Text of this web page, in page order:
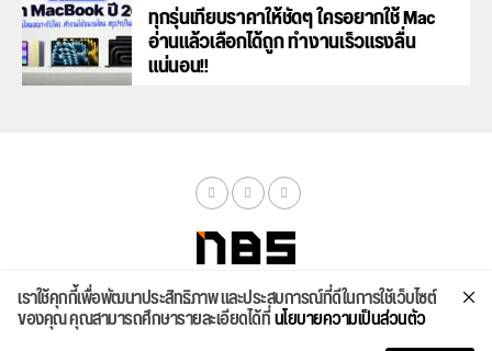
ทุกรุ่นเทียบราคาให้ชัดๆ ใครอยากใช้ Mac
อ่านแล้วเลือกได้ถูก ทำงานเร็วแรงลื่น
แน่นอน!!
จัดสเปค ค้นหา บทความ รีวิวล่าสุด บทความยอดนิยม ติดต่อเรา
เราใช้คุกกี้เพื่อพัฒนาประสิทธิภาพ และประสบการณ์ที่ดีในการใช้เว็บไซต์
ของคุณ คุณสามารถศึกษารายละเอียดได้ที่นโยบายความเป็นส่วนตัว